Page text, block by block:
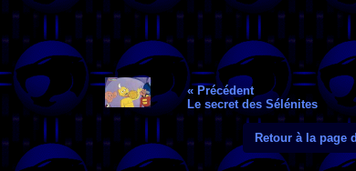
« Précédent
Le secret des Sélénites
Retour à la page